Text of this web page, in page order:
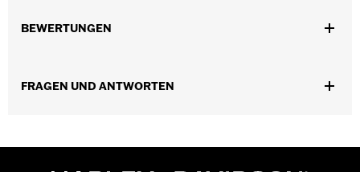
Revolution Max Motor, VRSC Modelle ’06 bis ’17 mit vorverlegter
BEWERTUNGEN
FRAGEN UND ANTWORTEN